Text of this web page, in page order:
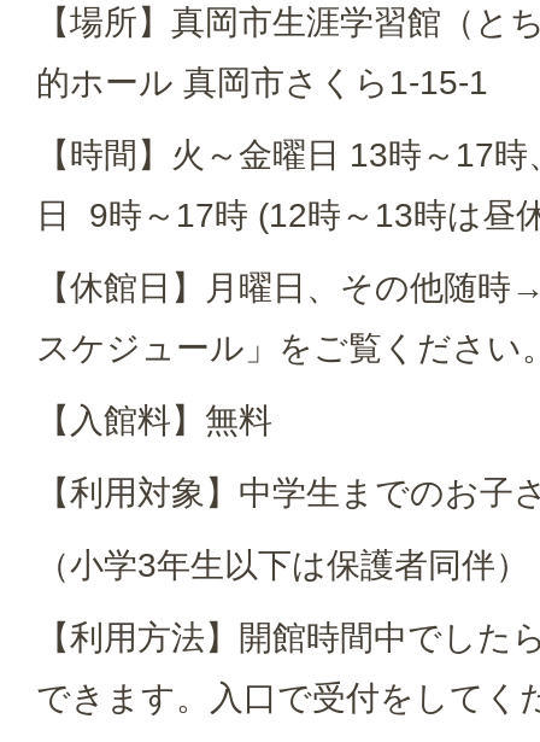
【場所】真岡市生涯学習館（と
的ホール 真岡市さくら1-15-1
【時間】火～金曜日 13時～17
日 9時～17時 (12時～13時は昼
【休館日】月曜日、その他随
スケジュール」をご覧ください
【入館料】無料
【利用対象】中学生までのお子
（小学3年生以下は保護者同伴）
【利用方法】開館時間中でした
できます。入口で受付をしてく